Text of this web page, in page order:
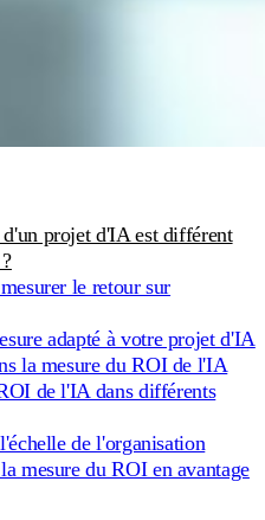
projet d'IA est différent
le retour sur
adapté à votre projet d'IA
la mesure du ROI de l'IA
de l'IA dans différents
de l'organisation
mesure du ROI en avantage